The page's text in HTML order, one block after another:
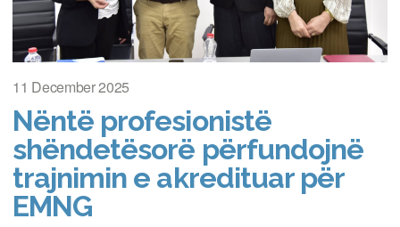
11 December 2025
Nëntë profesionistë
shëndetësorë përfundojnë
trajnimin e akredituar për
EMNG